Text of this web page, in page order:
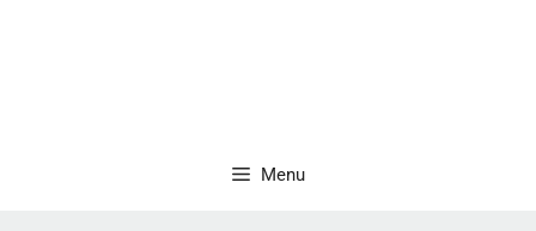
Menu